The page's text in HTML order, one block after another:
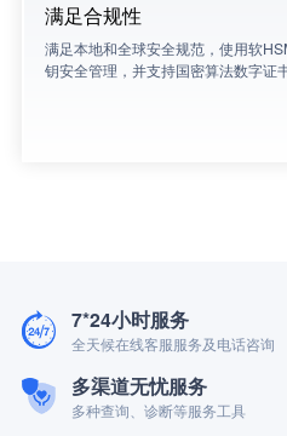
满足合规性
满足本地和全球安全规范，使用软
钥安全管理，并支持国密算法数字证书
7*24小时服务
全天候在线客服服务及电话咨询
多渠道无忧服务
多种查询、诊断等服务工具